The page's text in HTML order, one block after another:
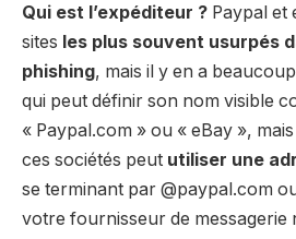
Qui est l’expéditeur ? Paypal et
sites les plus souvent usurpés
phishing, mais il y en a
qui peut définir son nom visible
« Paypal.com » ou « eBay »,
ces sociétés peut utiliser une
se terminant par @paypal.com
votre fournisseur de messagerie